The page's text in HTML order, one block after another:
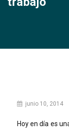
junio 10, 2014
Hoy en día es